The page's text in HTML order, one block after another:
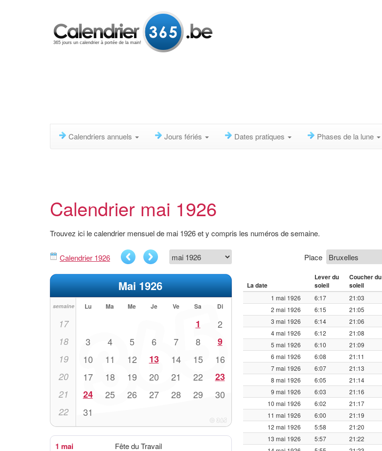
365 jours un calendrier à portée de la main!
Calendriers annuels Jours fériés Dates pratiques Phases de la lune
Calendrier mai 1926
Trouvez ici le calendrier mensuel de mai 1926 et y compris les numéros de semaine.
Calendrier 1926
Mai 1926
semaine Lu Ma Me Je Ve Sa Di
17 1 2
18 3 4 5 6 7 8 9
19 10 11 12 13 14 15 16
20 17 18 19 20 21 22 23
21 24 25 26 27 28 29 30
22 31
1 mai Fête du Travail
Place
La date
Lever du
soleil
Coucher du
soleil
1 mai 1926 6:17 21:03
2 mai 1926
6:15 21:05
3 mai 1926
6:14 21:06
4 mai 1926
6:12 21:08
5 mai 1926
6:10 21:09
6 mai 1926
6:08 21:11
7 mai 1926
6:07 21:13
8 mai 1926
6:05 21:14
9 mai 1926
6:03 21:16
10 mai 1926
6:02 21:17
11 mai 1926
6:00 21:19
12 mai 1926
5:58 21:20
13 mai 1926
5:57 21:22